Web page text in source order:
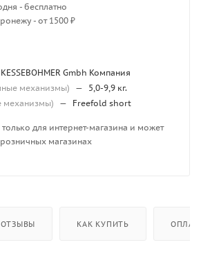
- бесплатно
- от 1500 ₽
KESSEBOHMER Gmbh Компания
механизмы)
—
5,0-9,9 кг.
механизмы)
— Freefold short
только для интернет-магазина и может
магазинах
ОТЗЫВЫ КАК КУПИТЬ